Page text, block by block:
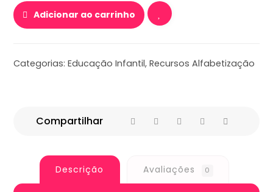
Adicionar ao carrinho
Categorias:Educação Infantil,Recursos Alfabetização
Descrição Avaliações 0